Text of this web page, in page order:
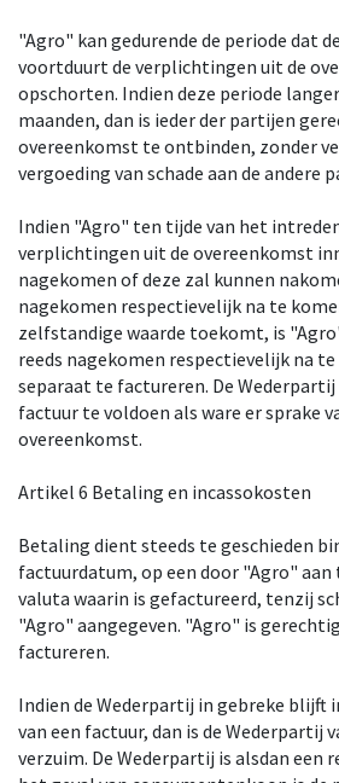
"Agro" kan gedurende de periode dat
voortduurt de verplichtingen uit de
opschorten. Indien deze periode
maanden, dan is ieder der partijen
overeenkomst te ontbinden, zonder
vergoeding van schade aan de andere
Indien "Agro" ten tijde van het
verplichtingen uit de overeenkomst
nagekomen of deze zal kunnen
nagekomen respectievelijk na te
zelfstandige waarde toekomt, is
reeds nagekomen respectievelijk na
separaat te factureren. De Wederpartij
factuur te voldoen als ware er sprake
overeenkomst.
Artikel 6 Betaling en incassokosten
Betaling dient steeds te geschieden
factuurdatum, op een door "Agro" aan
valuta waarin is gefactureerd, tenzij
"Agro" aangegeven. "Agro" is
factureren.
Indien de Wederpartij in gebreke blijft
van een factuur, dan is de Wederpartij
verzuim. De Wederpartij is alsdan een